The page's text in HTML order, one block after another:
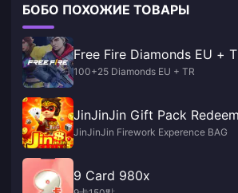
БОБО ПОХОЖИЕ ТОВАРЫ
Free Fire Diamonds EU +
100+25 Diamonds EU + TR
JinJinJin Gift Pack
JinJinJin Firework Experence BAG
9 Card 980x